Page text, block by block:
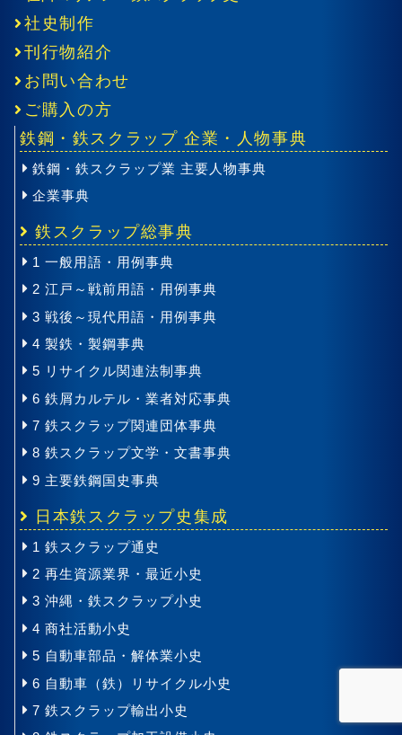
社史制作
刊行物紹介
お問い合わせ
ご購入の方
鉄鋼・鉄スクラップ 企業・人物事典
鉄鋼・鉄スクラップ業 主要人物事典
企業事典
鉄スクラップ総事典
1 一般用語・用例事典
2 江戸～戦前用語・用例事典
3 戦後～現代用語・用例事典
4 製鉄・製鋼事典
5 リサイクル関連法制事典
6 鉄屑カルテル・業者対応事典
7 鉄スクラップ関連団体事典
8 鉄スクラップ文学・文書事典
9 主要鉄鋼国史事典
日本鉄スクラップ史集成
1 鉄スクラップ通史
2 再生資源業界・最近小史
3 沖縄・鉄スクラップ小史
4 商社活動小史
5 自動車部品・解体業小史
6 自動車（鉄）リサイクル小史
7 鉄スクラップ輸出小史